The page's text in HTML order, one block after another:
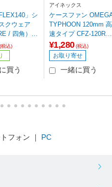
」シ
クウェア
/ 四角）形
密閉型FDB
採用システ
(税込)
買う
アイネックス
ケースファン
TYPHOON 120mm 高
速タイプ CFZ-120RB
[120mm /2000RPM]
¥1,280 (税込)
お取り寄せ
一緒に買う
フォン ｜ PC